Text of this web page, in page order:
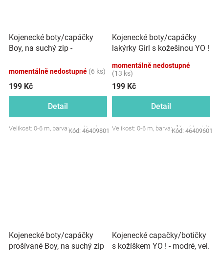
Kojenecké boty/capáčky
Boy, na suchý zip -
momentálně nedostupné (6 ks)
199 Kč
Detail
Velikost: 0-6 m, barva: granátová
Kód: 46409801
Kojenecké boty/capáčky
lakýrky Girl s kožešinou YO !
momentálně nedostupné
(13 ks)
199 Kč
Detail
Velikost: 0-6 m, barva: růžový brokát
Kód: 46409601
Kojenecké boty/capáčky
prošívané Boy, na suchý zip
Kojenecké capačky/botičky
s kožíškem YO ! - modré, vel.